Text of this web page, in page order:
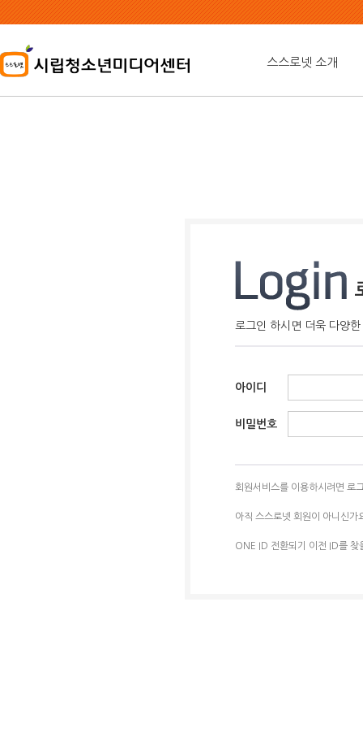
본
문
용
바
가
스스로넷 소개
로그인 하시면 더욱 다양
아이디
비밀번호
회원서비스를 이용하시려면 로
아직 스스로넷 회원이 아니신가
ONE ID 전환되기 이전 ID를 찾